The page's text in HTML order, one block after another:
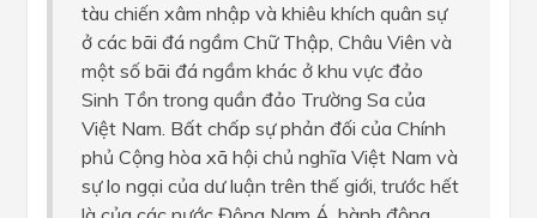
tàu chiến xâm nhập và khiêu khích quân sự
ở các bãi đá ngầm Chữ Thập, Châu Viên và
một số bãi đá ngầm khác ở khu vực đảo
Sinh Tồn trong quần đảo Trường Sa của
Việt Nam. Bất chấp sự phản đối của Chính
phủ Cộng hòa xã hội chủ nghĩa Việt Nam và
sự lo ngại của dư luận trên thế giới, trước hết